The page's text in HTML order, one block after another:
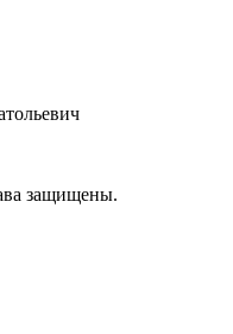
защищены.